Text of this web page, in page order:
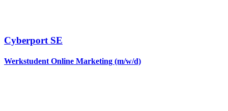
Cyberport SE
Werkstudent Online Marketing (m/w/d)